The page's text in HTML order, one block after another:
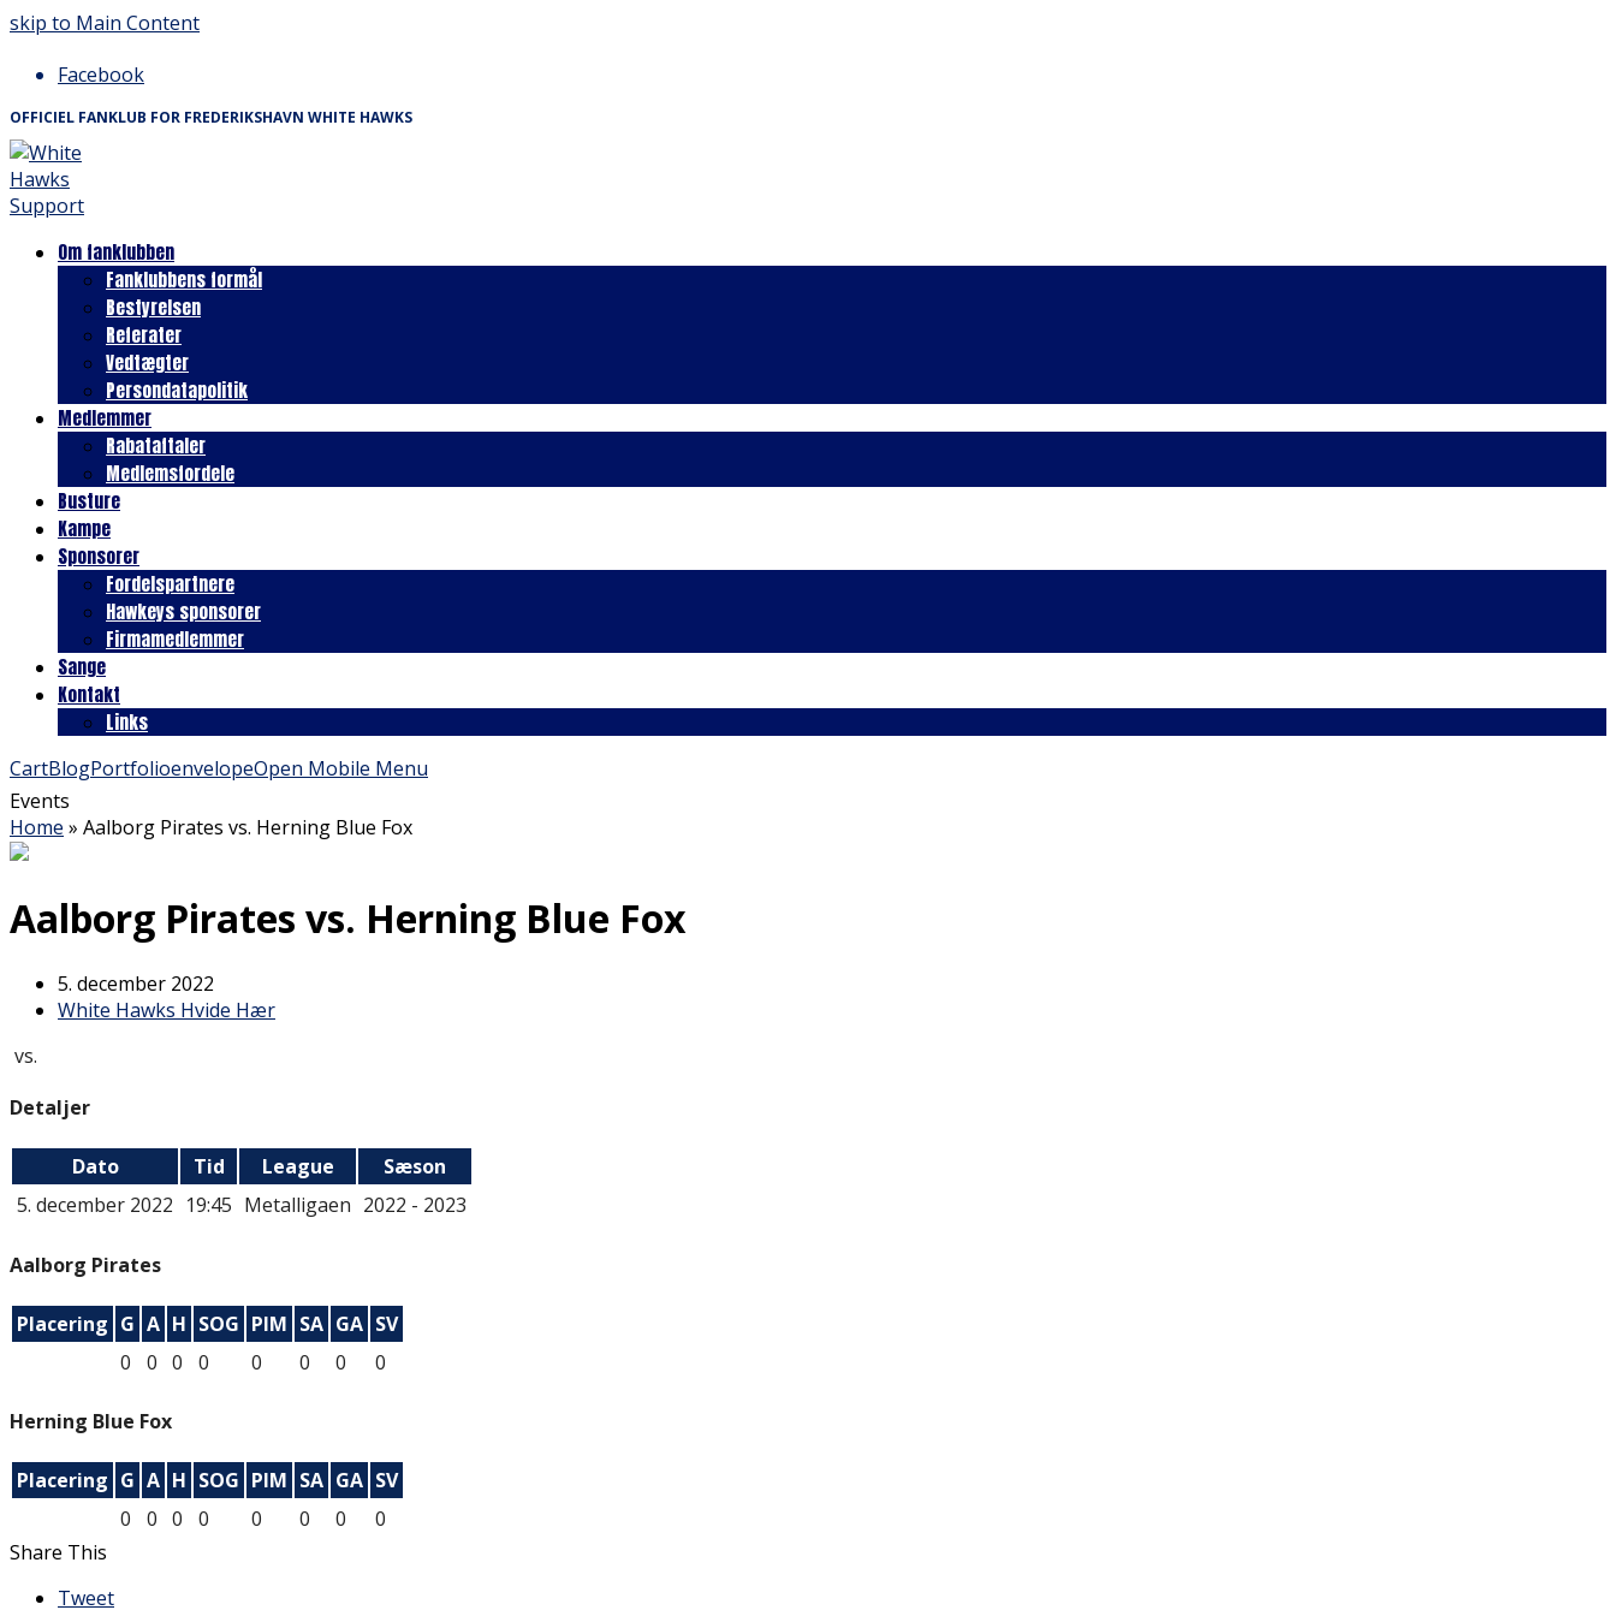
skip to Main Content
Facebook
OFFICIEL FANKLUB FOR FREDERIKSHAVN WHITE HAWKS
Om fanklubben
Fanklubbens formål
Bestyrelsen
Referater
Vedtægter
Persondatapolitik
Medlemmer
Rabataftaler
Medlemsfordele
Busture
Kampe
Sponsorer
Fordelspartnere
Hawkeys sponsorer
Firmamedlemmer
Sange
Kontakt
Links
CartBlogPortfolioenvelopeOpen Mobile Menu
Events
Home » Aalborg Pirates vs. Herning Blue Fox
Aalborg Pirates vs. Herning Blue Fox
5. december 2022
White Hawks Hvide Hær
vs.
Detaljer
Dato Tid League
Sæson
5. december 2022 19:45 Metalligaen 2022 - 2023
Aalborg Pirates
Placering G A H SOG PIM SA GA SV
0
0 0 0 0 0 0 0
Herning Blue Fox
Placering G A H SOG PIM SA GA SV
0
0 0 0 0 0 0
0
Share This
Tweet